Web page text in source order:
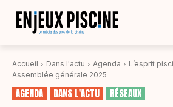
Accueil Dans l'actu Agenda
L’esprit
Assemblée générale 2025
AGENDA DANS L'ACTU RÉSEAUX